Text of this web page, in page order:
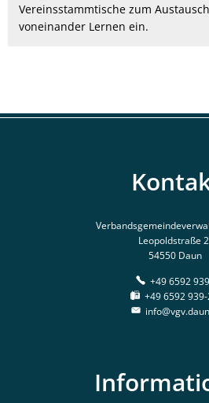
Vereinsstammtische zum
voneinander Lernen ein.
Leopoldstraße
54550 Daun
+49 6592
+49 6592